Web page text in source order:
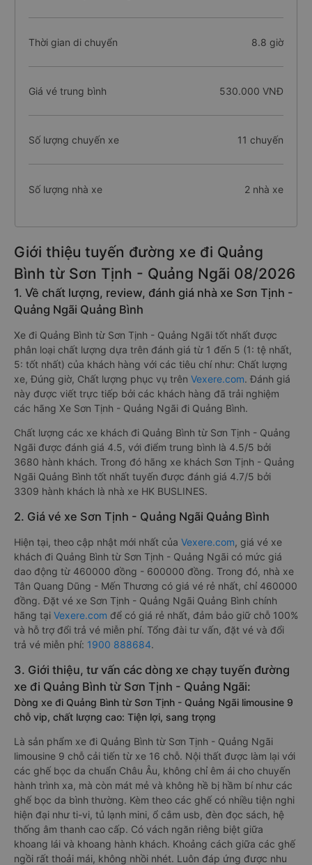
Thời gian di chuyển 8.8 giờ
Giá vé trung bình 530.000 VNĐ
Số lượng chuyến xe 11 chuyến
Số lượng nhà xe 2 nhà xe
Giới thiệu tuyến đường xe đi Quảng
Bình từ Sơn Tịnh - Quảng Ngãi 08/2026
1. Về chất lượng, review, đánh giá nhà xe Sơn Tịnh -
Quảng Ngãi Quảng Bình
Xe đi Quảng Bình từ Sơn Tịnh - Quảng Ngãi tốt nhất được
phân loại chất lượng dựa trên đánh giá từ 1 đến 5 (1: tệ nhất,
5: tốt nhất) của khách hàng với các tiêu chí như: Chất lượng
xe, Đúng giờ, Chất lượng phục vụ trên Vexere.com. Đánh giá
này được viết trực tiếp bởi các khách hàng đã trải nghiệm
các hãng Xe Sơn Tịnh - Quảng Ngãi đi Quảng Bình.
Chất lượng các xe khách đi Quảng Bình từ Sơn Tịnh - Quảng
Ngãi được đánh giá 4.5, với điểm trung bình là 4.5/5 bởi
3680 hành khách. Trong đó hãng xe khách Sơn Tịnh - Quảng
Ngãi Quảng Bình tốt nhất tuyến được đánh giá 4.7/5 bởi
3309 hành khách là nhà xe HK BUSLINES.
2. Giá vé xe Sơn Tịnh - Quảng Ngãi Quảng Bình
Hiện tại, theo cập nhật mới nhất của Vexere.com, giá vé xe
khách đi Quảng Bình từ Sơn Tịnh - Quảng Ngãi có mức giá
dao động từ 460000 đồng - 600000 đồng. Trong đó, nhà xe
Tân Quang Dũng - Mến Thương có giá vé rẻ nhất, chỉ 460000
đồng. Đặt vé xe Sơn Tịnh - Quảng Ngãi Quảng Bình chính
hãng tại Vexere.com để có giá rẻ nhất, đảm bảo giữ chỗ 100%
và hỗ trợ đổi trả vé miễn phí. Tổng đài tư vấn, đặt vé và đổi
trả vé miễn phí: 1900 888684.
3. Giới thiệu, tư vấn các dòng xe chạy tuyến đường
xe đi Quảng Bình từ Sơn Tịnh - Quảng Ngãi:
Dòng xe đi Quảng Bình từ Sơn Tịnh - Quảng Ngãi limousine 9
chỗ vip, chất lượng cao: Tiện lợi, sang trọng
Là sản phẩm xe đi Quảng Bình từ Sơn Tịnh - Quảng Ngãi
limousine 9 chỗ cải tiến từ xe 16 chỗ. Nội thất được làm lại với
các ghế bọc da chuẩn Châu Âu, không chỉ êm ái cho chuyến
hành trình xa, mà còn mát mẻ và không hề bị hầm bí như các
ghế bọc da bình thường. Kèm theo các ghế có nhiều tiện nghi
hiện đại như ti-vi, tủ lạnh mini, ổ cắm usb, đèn đọc sách, hệ
thống âm thanh cao cấp. Có vách ngăn riêng biệt giữa
khoang lái và khoang hành khách. Khoảng cách giữa các ghế
ngồi rất thoải mái, không nhồi nhét. Luôn đáp ứng được nhu